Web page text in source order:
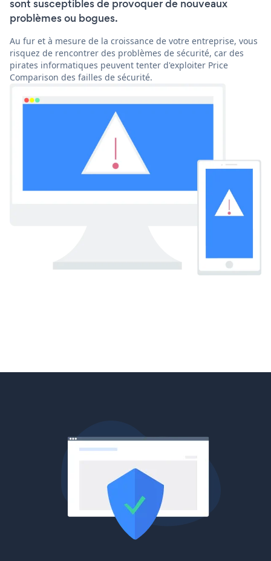
sont susceptibles de provoquer de nouveaux
problèmes ou bogues.
Au fur et à mesure de la croissance de votre entreprise, vous
risquez de rencontrer des problèmes de sécurité, car des
pirates informatiques peuvent tenter d'exploiter Price
Comparison des failles de sécurité.